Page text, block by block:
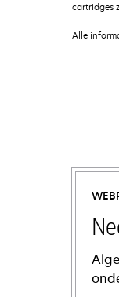
cartridges
Alle